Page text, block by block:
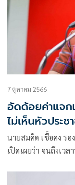
7 ตุลาคม 2566
อัดด้อยค่าแจก
ไม่เห็นหัวประช
นายสมคิด เชื้อคง รอ
เปิดเผยว่า จนถึงเว